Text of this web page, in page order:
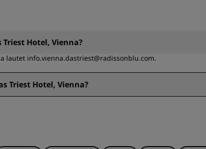
Triest Hotel, Vienna?
lautet info.vienna.dastriest@radissonblu.com.
Triest Hotel, Vienna?